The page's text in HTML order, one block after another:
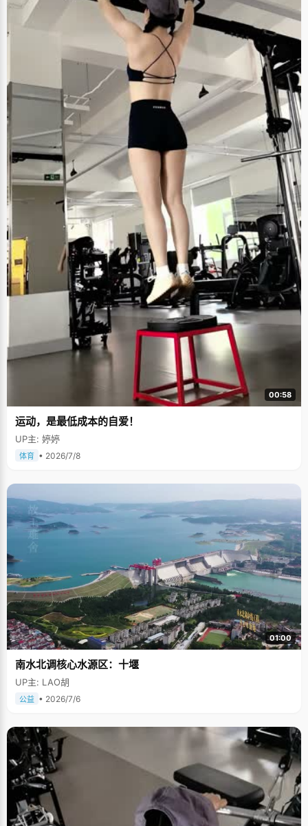
00:58
运动，是最低成本的自爱！
UP主: 婷婷
体育 • 2026/7/8
01:00
南水北调核心水源区：十堰
UP主: LAO胡
公益 • 2026/7/6